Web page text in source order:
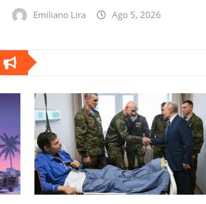
Emiliano Lira Ago 5, 2026